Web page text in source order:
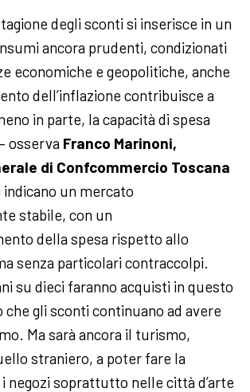
degli sconti si inserisce in un
ancora prudenti, condizionati
economiche e geopolitiche, anche
dell’inflazione contribuisce a
in parte, la capacità di spesa
osserva Franco Marinoni,
di Confcommercio Toscana
indicano un mercato
stabile, con un
della spesa rispetto allo
senza particolari contraccolpi.
su dieci faranno acquisti in questo
che gli sconti continuano ad avere
Ma sarà ancora il turismo,
straniero, a poter fare la
negozi soprattutto nelle città d’arte